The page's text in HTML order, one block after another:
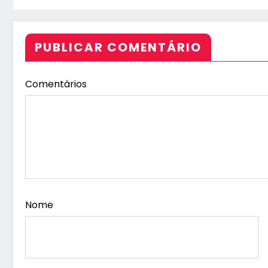
PUBLICAR COMENTÁRIO
Comentários
Nome